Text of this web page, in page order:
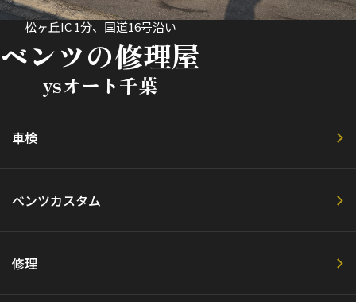
松ヶ丘IC 1分、国道16号沿い
ベンツの修理屋
ysオート千葉
車検
ベンツカスタム
修理